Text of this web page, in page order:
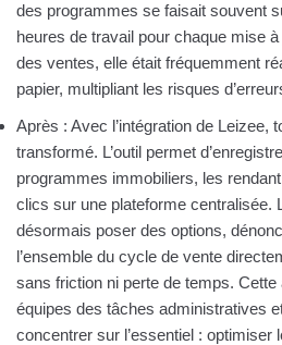
des programmes se faisait souvent
heures de travail pour chaque mise
des ventes, elle était fréquemment
papier, multipliant les risques
Après : Avec l’intégration de Leizee,
transformé. L’outil permet
programmes immobiliers, les
clics sur une plateforme centralisée.
désormais poser des options,
l’ensemble du cycle de vente
sans friction ni perte de temps.
équipes des tâches administratives
concentrer sur l’essentiel : optimiser